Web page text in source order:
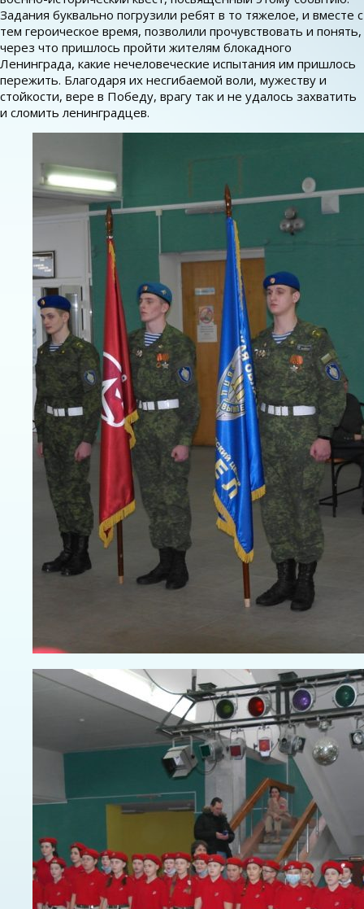
Задания буквально погрузили ребят в то тяжелое, и вместе с
тем героическое время, позволили прочувствовать и понять,
через что пришлось пройти жителям блокадного
Ленинграда, какие нечеловеческие испытания им пришлось
пережить. Благодаря их несгибаемой воли, мужеству и
стойкости, вере в Победу, врагу так и не удалось захватить
и сломить ленинградцев.